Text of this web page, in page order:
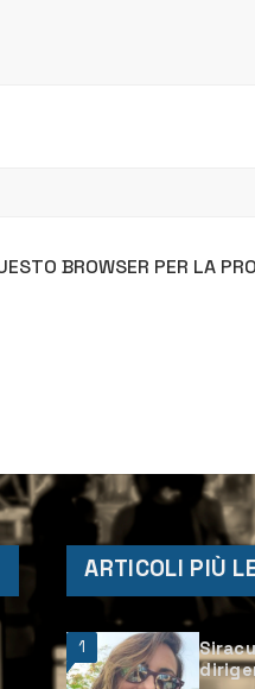
BROWSER PER LA
ARTICOLI PIÙ
1